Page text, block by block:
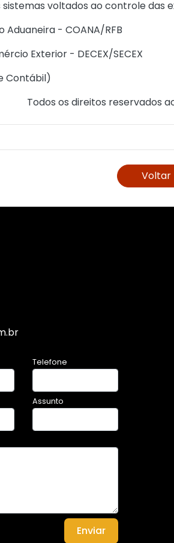
voltados ao controle das
- COANA/RFB
Exterior - DECEX/SECEX
Contábil)
Todos os direitos reservados
Voltar
Telefone
Assunto
Enviar